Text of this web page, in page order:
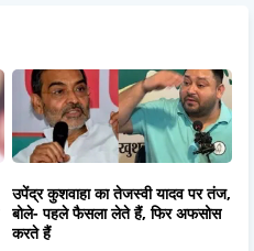
उपेंद्र कुशवाहा का तेजस्वी यादव पर तंज,
बोले- पहले फैसला लेते हैं, फिर अफसोस
करते हैं